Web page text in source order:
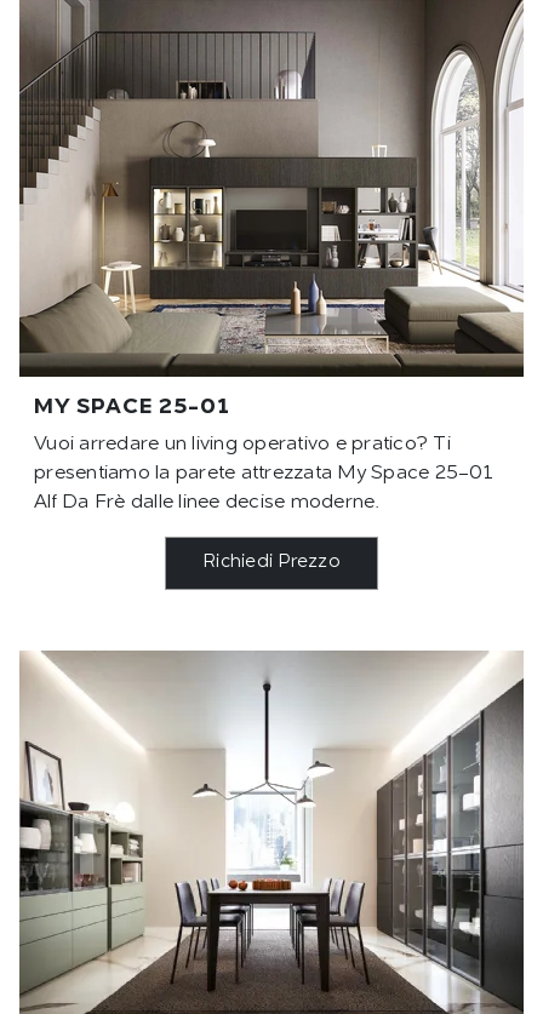
MY SPACE 25-01
Vuoi arredare un living operativo e pratico? Ti
presentiamo la parete attrezzata My Space 25-01
Alf Da Frè dalle linee decise moderne.
Richiedi Prezzo